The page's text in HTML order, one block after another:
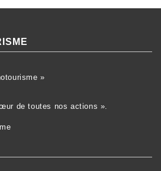
»
de toutes nos actions ».